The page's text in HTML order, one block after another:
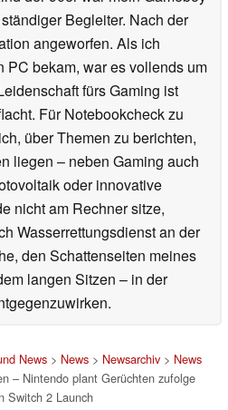
Begleiter. Nach der
angeworfen. Als ich
bekam, war es vollends um
fürs Gaming ist
Für Notebookcheck zu
über Themen zu berichten,
liegen – neben Gaming auch
oder innovative
nicht am Rechner sitze,
Wasserrettungsdienst an der
den Schattenseiten meines
langen Sitzen – in der
News> News> Newsarchiv> News
– Nintendo plant Gerüchten zufolge
Switch 2 Launch